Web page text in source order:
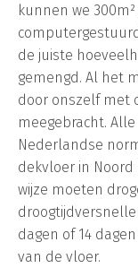
kunnen we
de juiste
gemengd. Al het
door onszelf met
meegebracht.
Nederlandse
dekvloer in
wijze moeten
dagen of 14
van de vloer.